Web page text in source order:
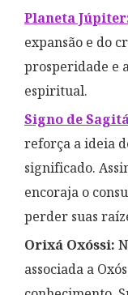
Planeta
expansão e do
prosperidade e
espiritual.
Signo de
reforça a ideia
significado.
encoraja o
perder suas
Orixá Oxóssi:
associada a